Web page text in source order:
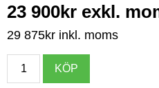
23 900kr exkl.
29 875kr inkl. moms
KÖP